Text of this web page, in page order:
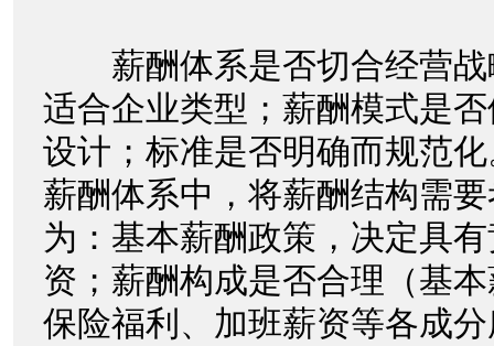
薪酬体系是否切合经营战
适合企业类型；薪酬模式是
设计；标准是否明确而规范
薪酬体系中，将薪酬结构需
为：基本薪酬政策，决定具
资；薪酬构成是否合理（基
保险福利、加班薪资等各成